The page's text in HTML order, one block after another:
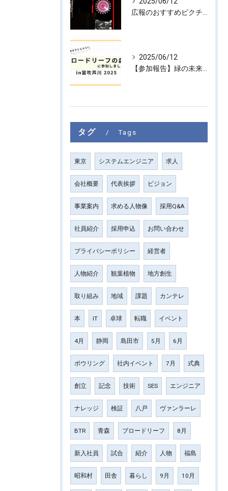
2025/06/12
タグ Tags
東京 システムエンジニア 求人
会社概要 代表挨拶 ビジョン
事業案内 求める人物像 採用Q&A
社員紹介 採用申込 お問い合わせ
プライバシーポリシー 経営者
人物紹介 観葉植物 地方創生
取り組み 地域 課題 カンテレ
本 IT 卓球 転職 イベント
4月 静岡 島田市 5月 6月
ボウリング 社内イベント 7月 式典
創立 記念 技術 SES エンジニア
ナレッジ 検証 八戸 ヴァンラーレ
BTR 青森 ブロードリーフ 8月
新入社員 試合 紹介 人物 福島
昭和村 田舎 暮らし 9月 10月